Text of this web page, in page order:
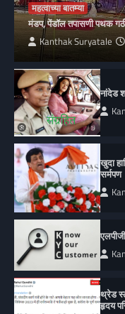
महत्वाच्या बातम्या
मंडप, पेंडॉल तपासणी पथक
Kanthak Suryatale
नांदेड
खुदा
सर्मपण
थ्रेड
हृदय